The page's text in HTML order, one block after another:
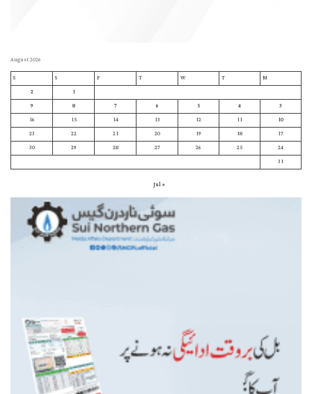
August 2026
M
T
W
T
F
S
S
1
2
3
4
5
6
7
8
9
10
11
12
13
14
15
16
17
18
19
20
21
22
23
24
25
26
27
28
29
30
31
« Jul